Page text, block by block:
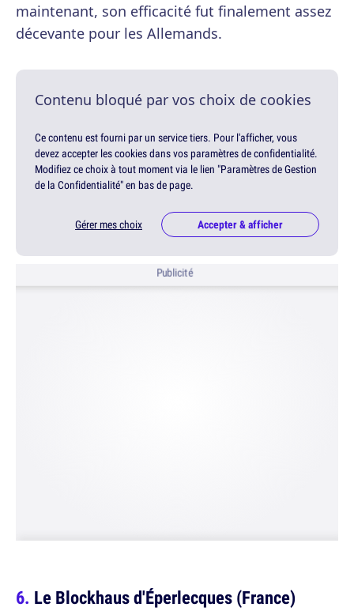
maintenant, son efficacité fut finalement assez
décevante pour les Allemands.
Contenu bloqué par vos choix de cookies
Ce contenu est fourni par un service tiers. Pour l'afficher, vous
devez accepter les cookies dans vos paramètres de confidentialité.
Modifiez ce choix à tout moment via le lien "Paramètres de Gestion
de la Confidentialité" en bas de page.
Gérer mes choix Accepter & afficher
Publicité
Le Blockhaus d'Éperlecques (France)